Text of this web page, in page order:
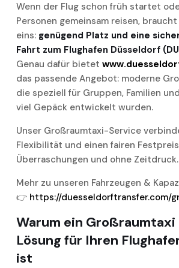
Wenn der Flug schon früh startet
Personen gemeinsam reisen,
eins: genügend Platz und eine
Fahrt zum Flughafen Düsseldorf
Genau dafür bietet
das passende Angebot: moderne
die speziell für Gruppen, Familien
viel Gepäck entwickelt wurden.
Unser Großraumtaxi-Service
Flexibilität und einen fairen
Überraschungen und ohne Zeitdruck.
Mehr zu unseren Fahrzeugen &
👉 https://duesseldorftransfer.com/
Warum ein
Lösung für Ihren
ist